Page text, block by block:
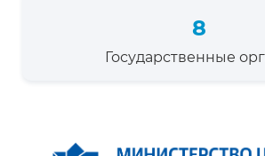
8
Государственные